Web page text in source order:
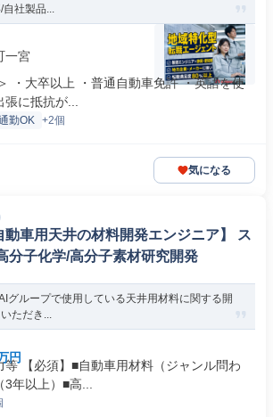
自社製品...
一宮
・大卒以上 ・普通自動車免許 ・英語を使
に抵抗が...
勤OK +2個
気になる
車用天井の材料開発エンジニア】 ス
分子化学/高分子素材研究開発
グループで使用している天井用材料に関する開
ただき...
円
等 【必須】■自動車用材料（ジャンル問わ
年以上）■高...